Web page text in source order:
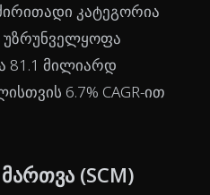
კატეგორია
81.1 მილიარდ
6.7% CAGR-ით
(SCM)